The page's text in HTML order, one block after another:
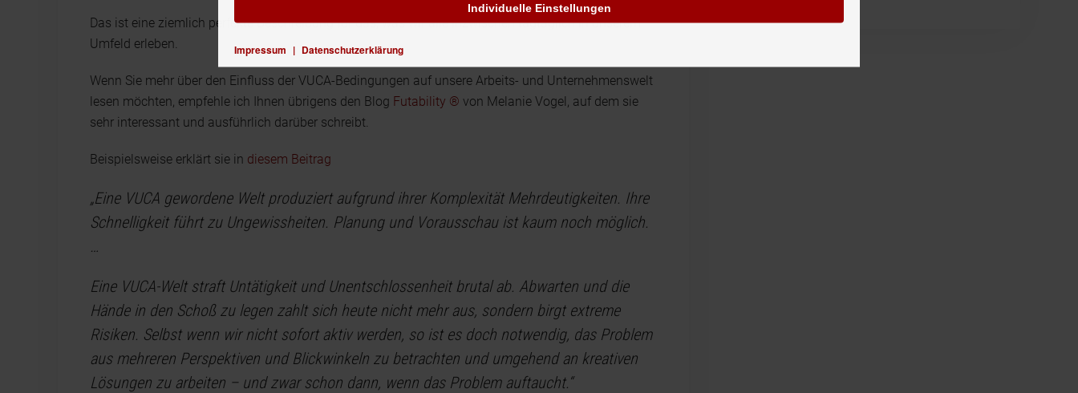
Das ist eine ziemlich perfekte Beschreibung für das, was wir alle inzwischen tagtäglich in unserem
Umfeld erleben.
Wenn Sie mehr über den Einfluss der VUCA-Bedingungen auf unsere Arbeits- und Unternehmenswelt
lesen möchten, empfehle ich Ihnen übrigens den Blog Futability ® von Melanie Vogel, auf dem sie
sehr interessant und ausführlich darüber schreibt.
Beispielsweise erklärt sie in diesem Beitrag
„Eine VUCA gewordene Welt produziert aufgrund ihrer Komplexität Mehrdeutigkeiten. Ihre
Schnelligkeit führt zu Ungewissheiten. Planung und Vorausschau ist kaum noch möglich.
…
Eine VUCA-Welt straft Untätigkeit und Unentschlossenheit brutal ab. Abwarten und die
Hände in den Schoß zu legen zahlt sich heute nicht mehr aus, sondern birgt extreme
Risiken. Selbst wenn wir nicht sofort aktiv werden, so ist es doch notwendig, das Problem
aus mehreren Perspektiven und Blickwinkeln zu betrachten und umgehend an kreativen
Lösungen zu arbeiten – und zwar schon dann, wenn das Problem auftaucht.“
Impressum | Datenschutzerklärung
Individuelle Einstellungen